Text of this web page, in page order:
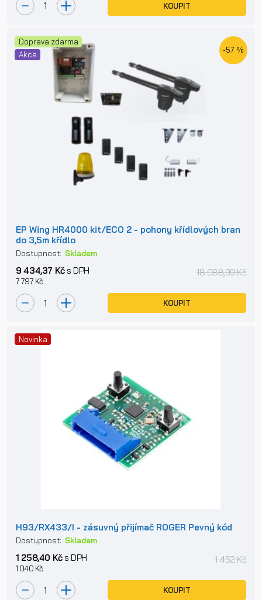
KOUPIT
Doprava zdarma
Akce
-57 %
EP Wing HR4000 kit/ECO 2 - pohony křídlových bran
do 3,5m křídlo
Dostupnost: Skladem
9 434,37 Kčs DPH
7 797 Kč
18 088,99 Kč
KOUPIT
Novinka
H93/RX433/I - zásuvný přijímač ROGER Pevný kód
Dostupnost: Skladem
1 258,40 Kčs DPH
1 040 Kč
1 452 Kč
KOUPIT